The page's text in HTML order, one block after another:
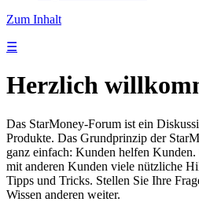
Zum Inhalt
☰
Herzlich
Das StarMoney-Forum ist ein
Produkte. Das Grundprinzip der
ganz einfach: Kunden helfen
mit anderen Kunden viele nützliche
Tipps und Tricks. Stellen Sie Ihre
Wissen anderen weiter.